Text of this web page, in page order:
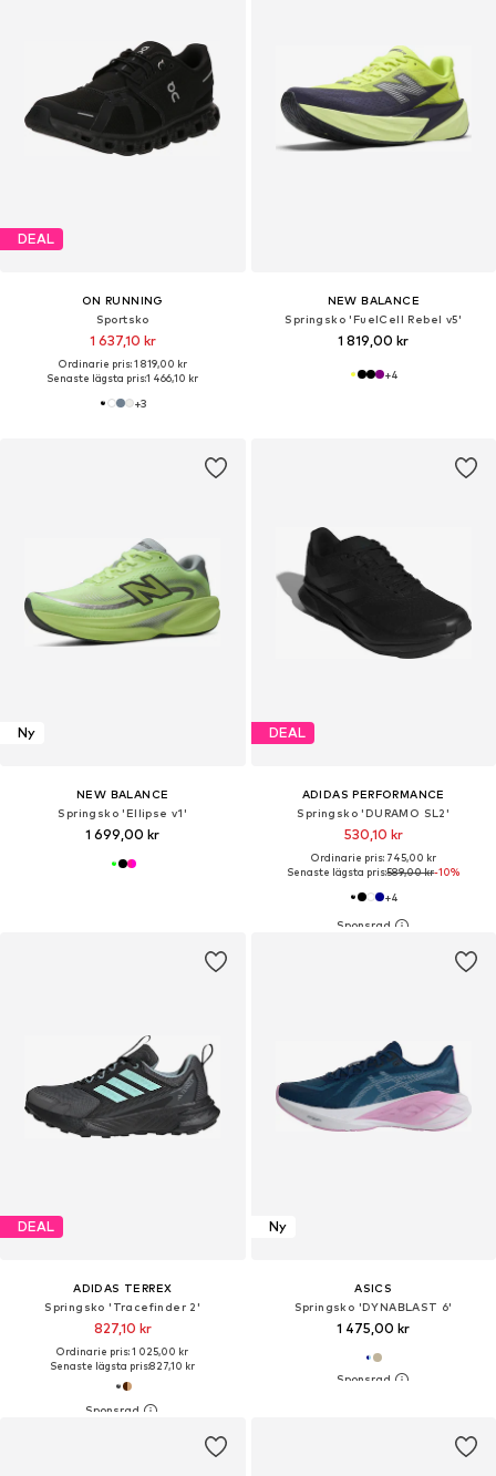
DEAL
ON RUNNING
Sportsko
1 637,10 kr
Ordinarie pris: 1 819,00 kr
Senaste lägsta pris:1 466,10 kr
+3
NEW BALANCE
Springsko 'FuelCell Rebel v5'
1 819,00 kr
+4
Ny
NEW BALANCE
Springsko 'Ellipse v1'
1 699,00 kr
DEAL
ADIDAS PERFORMANCE
Springsko 'DURAMO SL2'
530,10 kr
Ordinarie pris: 745,00 kr
Senaste lägsta pris:589,00 kr-10%
+4
DEAL
ADIDAS TERREX
Springsko 'Tracefinder 2'
827,10 kr
Ordinarie pris: 1 025,00 kr
Senaste lägsta pris:827,10 kr
Ny
ASICS
Springsko 'DYNABLAST 6'
1 475,00 kr